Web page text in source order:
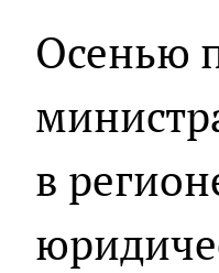
Осенью
в